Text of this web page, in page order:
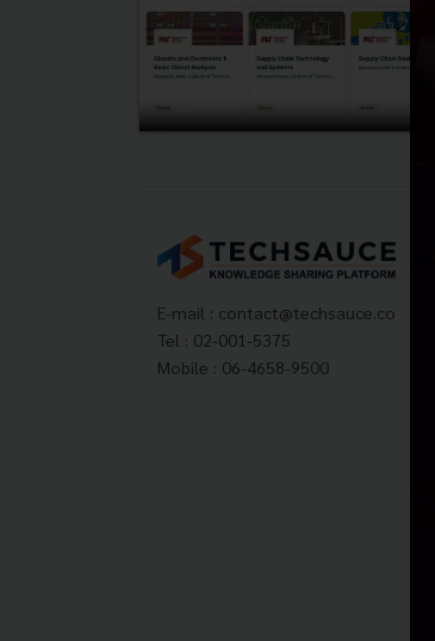
E-mail : contact@techsauce.co
Tel : 02-001-5375
Mobile : 06-4658-9500